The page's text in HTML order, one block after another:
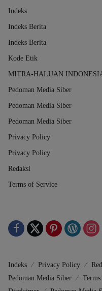
Indeks
Indeks Berita
Indeks Berita
Kode Etik
MITRA-HALUAN
Pedoman Media Siber
Pedoman Media Siber
Pedoman Media Siber
Privacy Policy
Privacy Policy
Redaksi
Terms of Service
Indeks Privacy Policy
Pedoman Media Siber